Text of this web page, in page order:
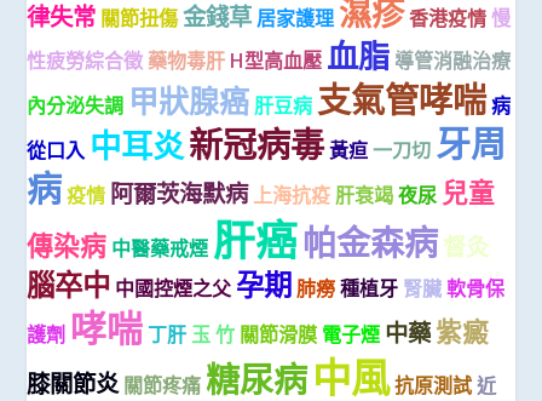
律失常 關節扭傷金錢草 居家護理 濕疹香港疫情 慢
性疲勞綜合徵 藥物毒肝 H型高血壓 血脂 導管消融治療
內分泌失調 甲狀腺癌 肝豆病 支氣管哮喘病
從口入 中耳炎新冠病毒黃疸 一刀切 牙周
病 疫情 阿爾茨海默病 上海抗疫 肝衰竭 夜尿 兒童
傳染病 中醫藥戒煙 肝癌帕金森病督灸
腦卒中 中國控煙之父 孕期 肺癆 種植牙 腎臟 軟骨保
護劑 哮喘 丁肝 玉 竹 關節滑膜 電子煙 中藥紫癜
膝關節炎 關節疼痛 糖尿病中風抗原測試 近